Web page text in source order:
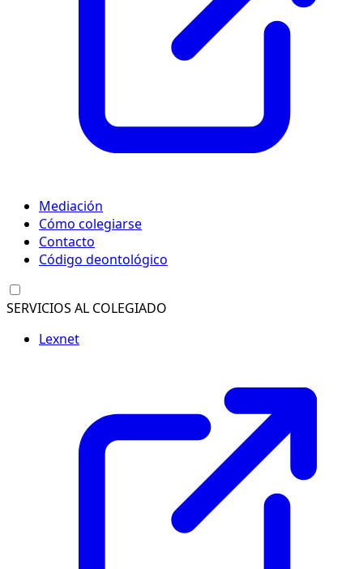
Mediación
Cómo colegiarse
Contacto
Código deontológico
SERVICIOS AL COLEGIADO
Lexnet